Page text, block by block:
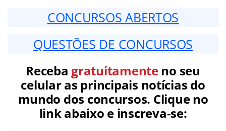
CONCURSOS ABERTOS
QUESTÕES DE CONCURSOS
Receba gratuitamenteno seu
celular as principais notícias do
mundo dos concursos. Clique no
link abaixo e inscreva-se: